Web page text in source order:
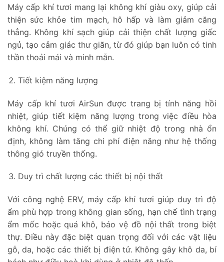
Máy cấp khí tươi mang lại không khí giàu oxy, giúp cải
thiện sức khỏe tim mạch, hô hấp và làm giảm căng
thẳng. Không khí sạch giúp cải thiện chất lượng giấc
ngủ, tạo cảm giác thư giãn, từ đó giúp bạn luôn có tinh
thần thoải mái và minh mẫn.
Tiết kiệm năng lượng
Máy cấp khí tươi AirSun được trang bị tính năng hồi
nhiệt, giúp tiết kiệm năng lượng trong việc điều hòa
không khí. Chúng có thể giữ nhiệt độ trong nhà ổn
định, không làm tăng chi phí điện năng như hệ thống
thông gió truyền thống.
Duy trì chất lượng các thiết bị nội thất
Với công nghệ ERV, máy cấp khí tươi giúp duy trì độ
ẩm phù hợp trong không gian sống, hạn chế tình trạng
ẩm mốc hoặc quá khô, bảo vệ đồ nội thất trong biệt
thự. Điều này đặc biệt quan trọng đối với các vật liệu
gỗ, da, hoặc các thiết bị điện tử. Không gây khô da, bí